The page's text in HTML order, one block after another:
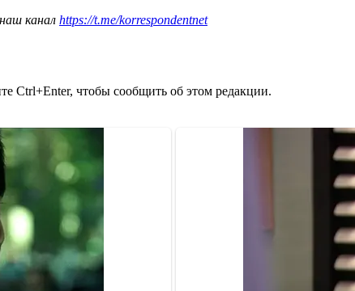
канал https://t.me/korrespondentnet
Ctrl+Enter, чтобы сообщить об этом редакции.